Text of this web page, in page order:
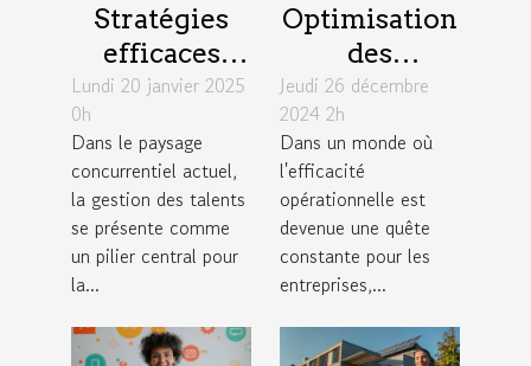
Stratégies
efficaces
pour une
gestion des
talents
durable en
entreprise
Lundi 20 janvier 2025
0h
Dans le paysage
concurrentiel actuel,
la gestion des talents
se présente comme
un pilier central pour
la...
Optimisation
des
processus de
paie en
fonction des
conventions
collectives
Jeudi 26 décembre
2024 2h
Dans un monde où
l'efficacité
opérationnelle est
devenue une quête
constante pour les
entreprises,...